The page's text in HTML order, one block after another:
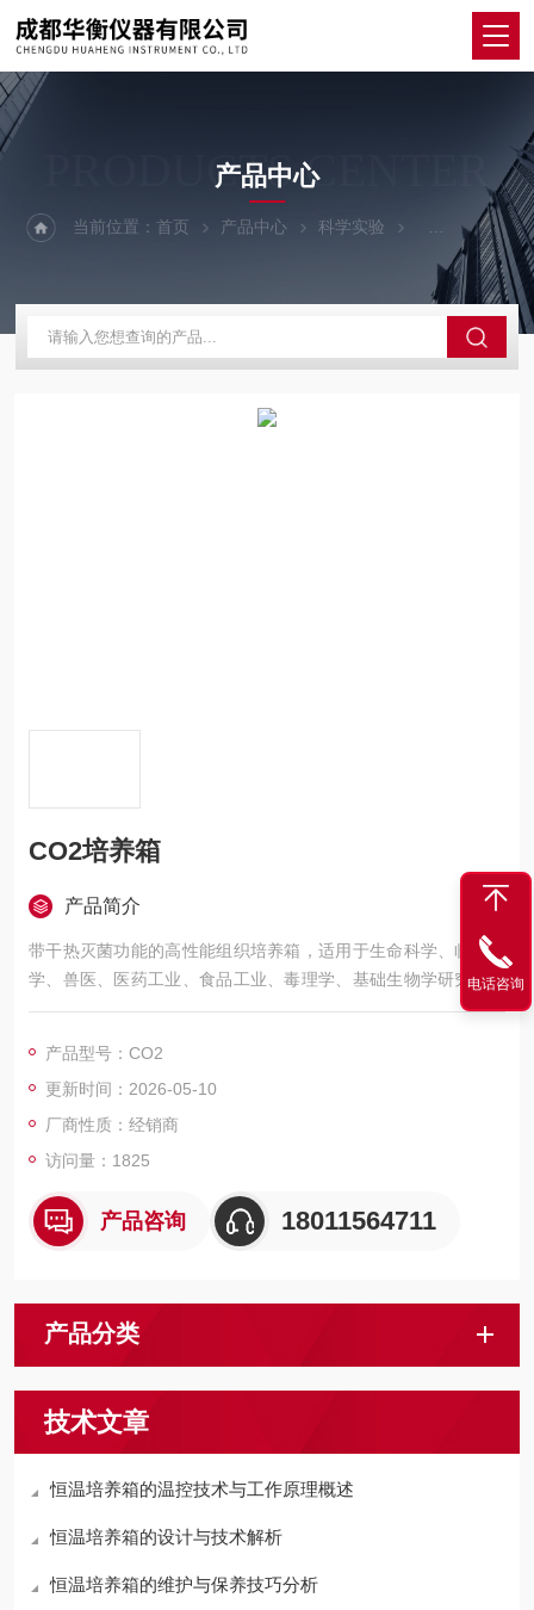
PRODUCTS CENTER
产品中心
当前位置：首页 产品中心 科学实验 恒温培养箱
CO2培养箱
产品简介
带干热灭菌功能的高性能组织培养箱，适用于生命科学、临床医
学、兽医、医药工业、食品工业、毒理学、基础生物学研究和早
期临床医学研究
产品型号：CO2
更新时间：2026-05-10
厂商性质：经销商
访问量：1825
产品咨询 18011564711
产品分类
技术文章
恒温培养箱的温控技术与工作原理概述
恒温培养箱的设计与技术解析
恒温培养箱的维护与保养技巧分析
电话咨询